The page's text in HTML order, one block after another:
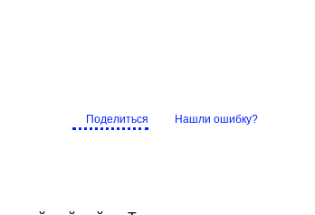
Поделиться Нашли ошибку?